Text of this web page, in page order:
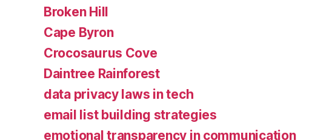
Broken Hill
Cape Byron
Crocosaurus Cove
Daintree Rainforest
data privacy laws in tech
email list building strategies
emotional transparency in communication